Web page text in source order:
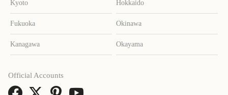
Kyoto Hokkaido
Fukuoka Okinawa
Kanagawa Okayama
Official Accounts